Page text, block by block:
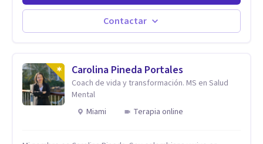
Estableciendo metas a corto y largo plazo, es vital para la
vida de cada uno tener su propia vision.
Contactar
Carolina Pineda Portales
Coach de vida y transformación. MS en Salud
Mental
Miami
Terapia online